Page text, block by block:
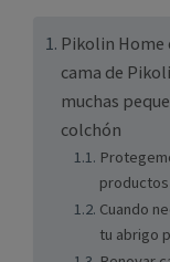
cama de
de muchas
buen colchón
productos
Cuando
seremos
Renovar